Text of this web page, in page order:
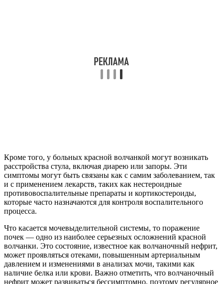
Кроме того, у больных красной волчанкой могут возникать
расстройства стула, включая диарею или запоры. Эти
симптомы могут быть связаны как с самим заболеванием, так
и с применением лекарств, таких как нестероидные
противовоспалительные препараты и кортикостероиды,
которые часто назначаются для контроля воспалительного
процесса.
Что касается мочевыделительной системы, то поражение
почек — одно из наиболее серьезных осложнений красной
волчанки. Это состояние, известное как волчаночный нефрит,
может проявляться отеками, повышенным артериальным
давлением и изменениями в анализах мочи, такими как
наличие белка или крови. Важно отметить, что волчаночный
нефрит может развиваться бессимптомно, поэтому регулярное